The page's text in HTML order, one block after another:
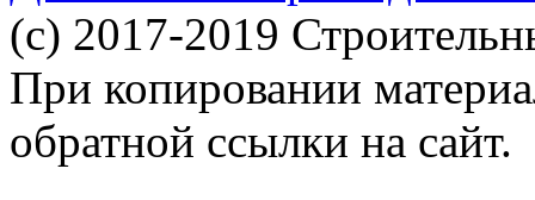
(c) 2017-2019
При копировании
обратной ссылки на сайт.